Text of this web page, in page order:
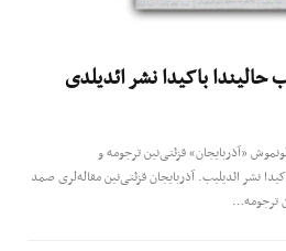
حالیندا باکیدا نشر ائدیلدی
اولونموش «آذربایجان» قزئتی‌نین ترجومه و
نشر ائدیلیب. آذربایجان قزئتی‌نین مقاله‌لری صمد
ترجومه…